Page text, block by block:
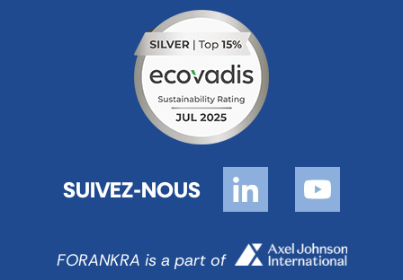
SUIVEZ-NOUS
FORANKRA is a part of